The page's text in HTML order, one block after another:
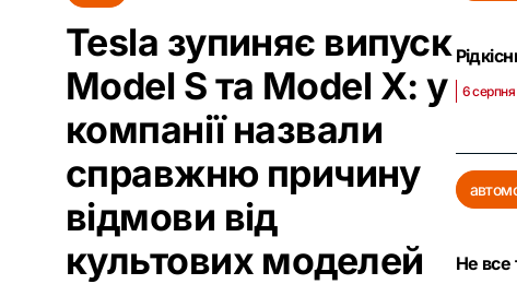
Tesla зупиняє випуск
Model S та Model X: у
компанії назвали
справжню причину
відмови від
культових моделей
6
Не все